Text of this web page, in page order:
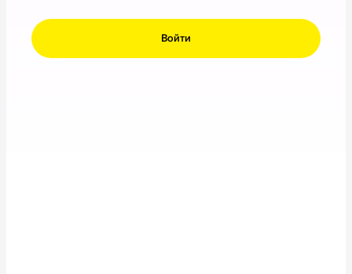
Войти